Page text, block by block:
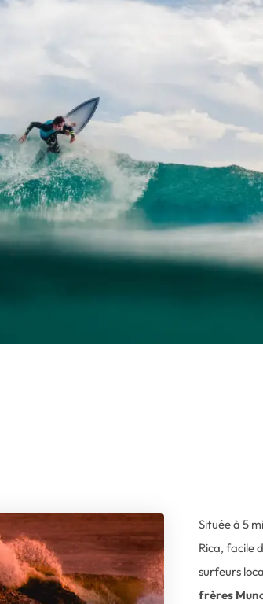
Située à 5
Rica, facile
surfeurs
frères